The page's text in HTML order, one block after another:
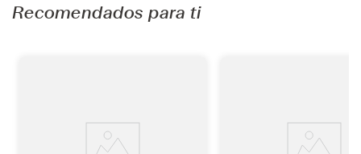
Recomendados para ti